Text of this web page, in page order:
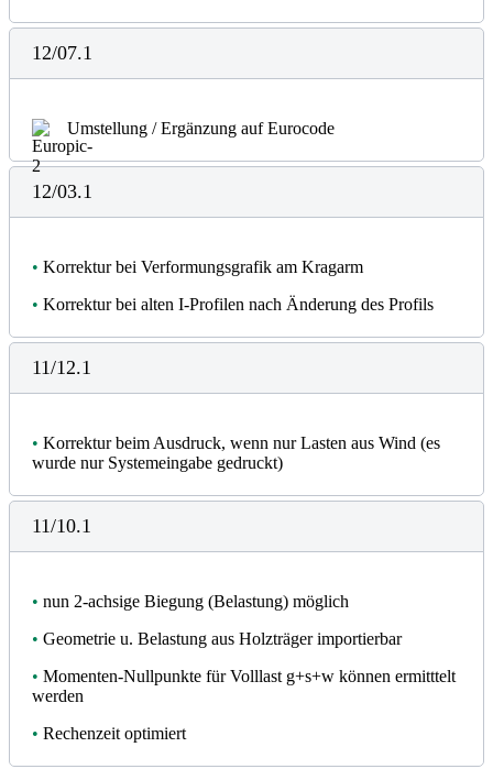
12/07.1
Umstellung / Ergänzung auf Eurocode
12/03.1
• Korrektur bei Verformungsgrafik am Kragarm
• Korrektur bei alten I-Profilen nach Änderung des Profils
11/12.1
• Korrektur beim Ausdruck, wenn nur Lasten aus Wind (es
wurde nur Systemeingabe gedruckt)
11/10.1
• nun 2-achsige Biegung (Belastung) möglich
• Geometrie u. Belastung aus Holzträger importierbar
• Momenten-Nullpunkte für Volllast g+s+w können ermitttelt
werden
• Rechenzeit optimiert